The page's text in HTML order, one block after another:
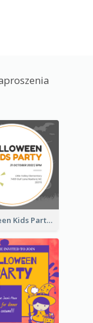
Halloween Kids Party Invitation